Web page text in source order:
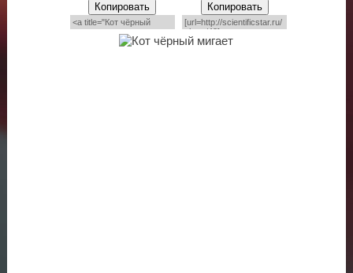
Копировать Копировать